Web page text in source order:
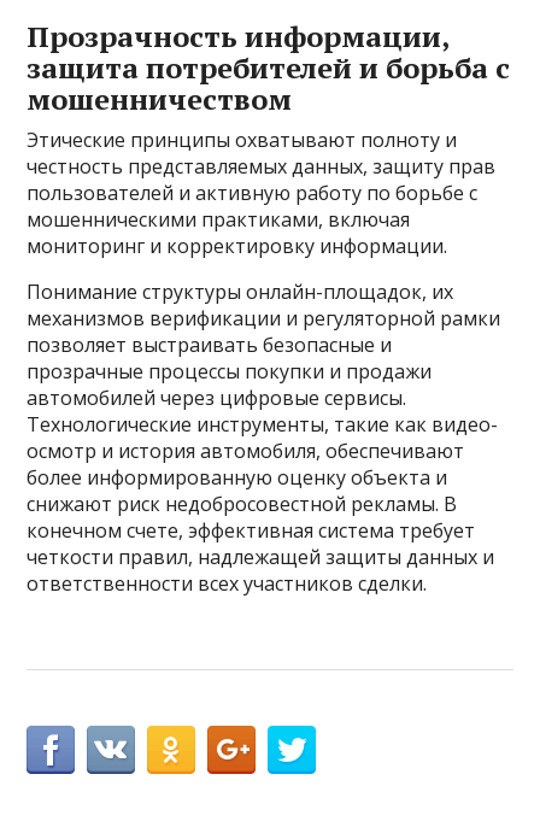
Прозрачность информации,
защита потребителей и борьба с
мошенничеством
Этические принципы охватывают полноту и
честность представляемых данных, защиту прав
пользователей и активную работу по борьбе с
мошенническими практиками, включая
мониторинг и корректировку информации.
Понимание структуры онлайн-площадок, их
механизмов верификации и регуляторной рамки
позволяет выстраивать безопасные и
прозрачные процессы покупки и продажи
автомобилей через цифровые сервисы.
Технологические инструменты, такие как видео-
осмотр и история автомобиля, обеспечивают
более информированную оценку объекта и
снижают риск недобросовестной рекламы. В
конечном счете, эффективная система требует
четкости правил, надлежащей защиты данных и
ответственности всех участников сделки.